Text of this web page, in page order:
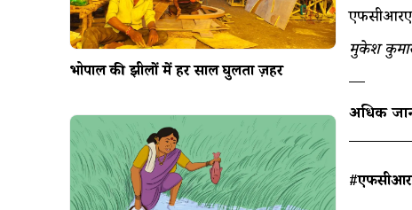
भोपाल की झीलों में हर साल घुलता ज़हर
एफसीआरए
मुकेश
—
अधिक